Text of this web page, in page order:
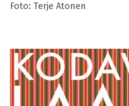
Foto: Terje Atonen